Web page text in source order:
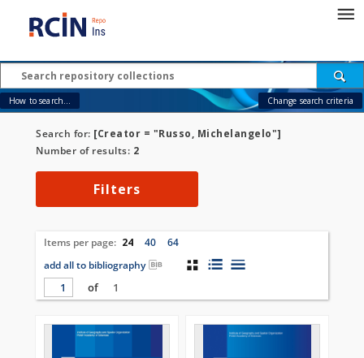
How to search... Change search criteria
Search for: [Creator = "Russo, Michelangelo"]
Number of results: 2
Filters
Items per page: 24 40
64
add all to bibliography
of
1